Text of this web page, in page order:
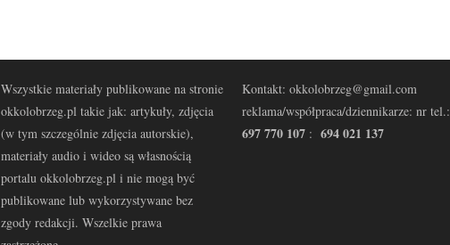
Wszystkie materiały publikowane na stronie
okkolobrzeg.pl takie jak: artykuły, zdjęcia
(w tym szczególnie zdjęcia autorskie),
materiały audio i wideo są własnością
portalu okkolobrzeg.pl i nie mogą być
publikowane lub wykorzystywane bez
zgody redakcji. Wszelkie prawa
Kontakt: okkolobrzeg@gmail.com
reklama/współpraca/dziennikarze: nr tel.:
697 770 107 : 694 021 137